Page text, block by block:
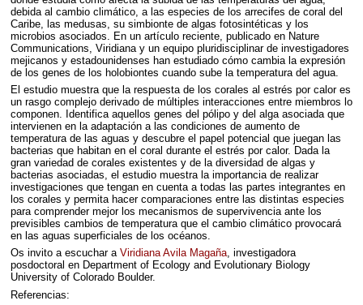
debida al cambio climático, a las especies de los arrecifes de coral del
Caribe, las medusas, su simbionte de algas fotosintéticas y los
microbios asociados. En un artículo reciente, publicado en Nature
Communications, Viridiana y un equipo pluridisciplinar de investigadores
mejicanos y estadounidenses han estudiado cómo cambia la expresión
de los genes de los holobiontes cuando sube la temperatura del agua.
El estudio muestra que la respuesta de los corales al estrés por calor es
un rasgo complejo derivado de múltiples interacciones entre miembros lo
componen. Identifica aquellos genes del pólipo y del alga asociada que
intervienen en la adaptación a las condiciones de aumento de
temperatura de las aguas y descubre el papel potencial que juegan las
bacterias que habitan en el coral durante el estrés por calor. Dada la
gran variedad de corales existentes y de la diversidad de algas y
bacterias asociadas, el estudio muestra la importancia de realizar
investigaciones que tengan en cuenta a todas las partes integrantes en
los corales y permita hacer comparaciones entre las distintas especies
para comprender mejor los mecanismos de supervivencia ante los
previsibles cambios de temperatura que el cambio climático provocará
en las aguas superficiales de los océanos.
Os invito a escuchar a Viridiana Avila Magaña, investigadora
posdoctoral en Department of Ecology and Evolutionary Biology
University of Colorado Boulder.
Referencias: